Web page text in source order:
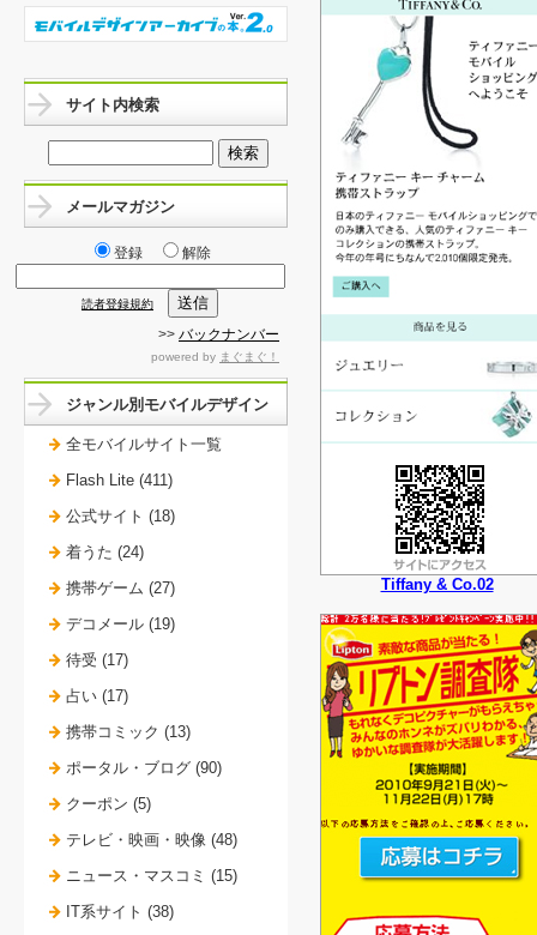
Tiffany & Co.02
サイト内検索
メールマガジン
登録 解除
読者登録規約
>> バックナンバー
powered by まぐまぐ！
ジャンル別モバイルデザイン
全モバイルサイト一覧
Flash Lite (411)
公式サイト (18)
着うた (24)
携帯ゲーム (27)
デコメール (19)
待受 (17)
占い (17)
携帯コミック (13)
ポータル・ブログ (90)
クーポン (5)
テレビ・映画・映像 (48)
ニュース・マスコミ (15)
IT系サイト (38)